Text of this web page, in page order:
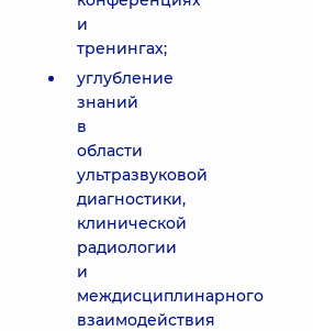
и
тренингах;
углубление
знаний
в
области
ультразвуковой
диагностики,
клинической
радиологии
и
междисциплинарного
взаимодействия